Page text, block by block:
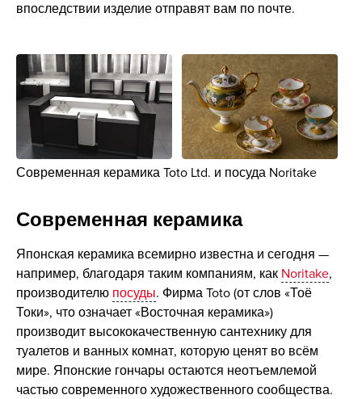
впоследствии изделие отправят вам по почте.
Современная керамика Toto Ltd. и посуда Noritake
Современная керамика
Японская керамика всемирно известна и сегодня —
например, благодаря таким компаниям, как Noritake,
производителю посуды. Фирма Toto (от слов «Тоё
Токи», что означает «Восточная керамика»)
производит высококачественную сантехнику для
туалетов и ​​ванных комнат, которую ценят во всём
мире. Японские гончары остаются неотъемлемой
частью современного художественного сообщества.